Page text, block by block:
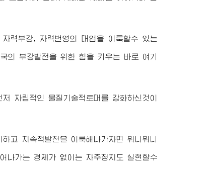
력부강, 자력번영의 대업을 이룩할수 있는
의 부강발전을 위한 힘을 키우는 바로 여기
자립적인 물질기술적토대를 강화하신것이
고 지속적발전을 이룩해나가자면 뭐니뭐니
나가는 경제가 없이는 자주정치도 실현할수